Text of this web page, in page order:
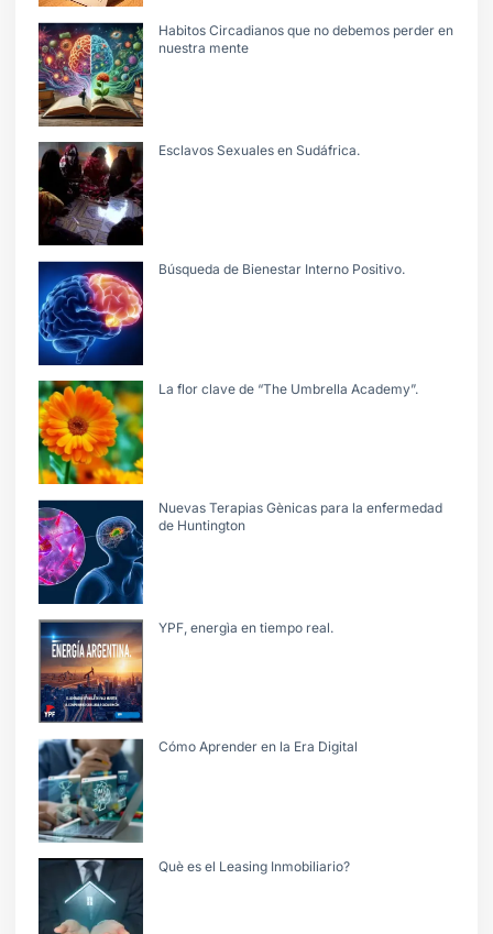
Habitos Circadianos que no debemos perder en
nuestra mente
Esclavos Sexuales en Sudáfrica.
Búsqueda de Bienestar Interno Positivo.
La flor clave de “The Umbrella Academy”.
Nuevas Terapias Gènicas para la enfermedad
de Huntington
YPF, energìa en tiempo real.
Cómo Aprender en la Era Digital
Què es el Leasing Inmobiliario?